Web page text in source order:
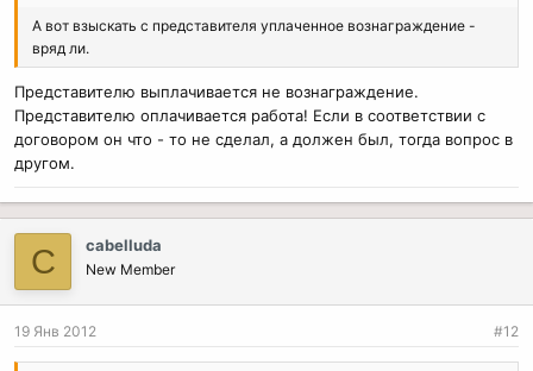
А вот взыскать с представителя уплаченное вознаграждение -
вряд ли.
Представителю выплачивается не вознаграждение.
Представителю оплачивается работа! Если в соответствии с
договором он что - то не сделал, а должен был, тогда вопрос в
другом.
C cabelluda
New Member
19 Янв 2012 #12